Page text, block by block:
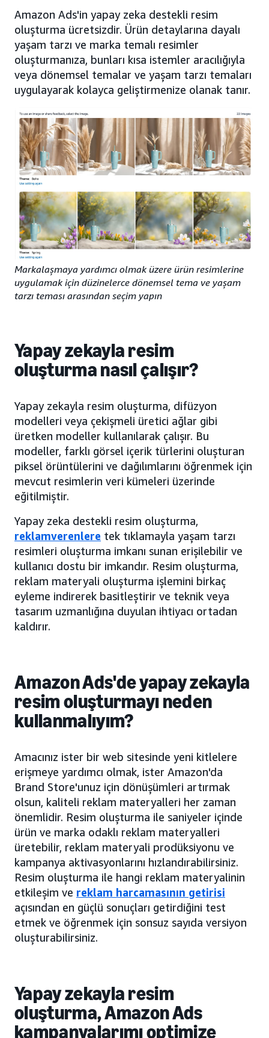
Amazon Ads'in yapay zeka destekli resim
oluşturma ücretsizdir. Ürün detaylarına dayalı
yaşam tarzı ve marka temalı resimler
oluşturmanıza, bunları kısa istemler aracılığıyla
veya dönemsel temalar ve yaşam tarzı temaları
uygulayarak kolayca geliştirmenize olanak tanır.
Markalaşmaya yardımcı olmak üzere ürün resimlerine
uygulamak için düzinelerce dönemsel tema ve yaşam
tarzı teması arasından seçim yapın
Yapay zekayla resim
oluşturma nasıl çalışır?
Yapay zekayla resim oluşturma, difüzyon
modelleri veya çekişmeli üretici ağlar gibi
üretken modeller kullanılarak çalışır. Bu
modeller, farklı görsel içerik türlerini oluşturan
piksel örüntülerini ve dağılımlarını öğrenmek için
mevcut resimlerin veri kümeleri üzerinde
eğitilmiştir.
Yapay zeka destekli resim oluşturma,
reklamverenlere tek tıklamayla yaşam tarzı
resimleri oluşturma imkanı sunan erişilebilir ve
kullanıcı dostu bir imkandır. Resim oluşturma,
reklam materyali oluşturma işlemini birkaç
eyleme indirerek basitleştirir ve teknik veya
tasarım uzmanlığına duyulan ihtiyacı ortadan
kaldırır.
Amazon Ads'de yapay zekayla
resim oluşturmayı neden
kullanmalıyım?
Amacınız ister bir web sitesinde yeni kitlelere
erişmeye yardımcı olmak, ister Amazon'da
Brand Store'unuz için dönüşümleri artırmak
olsun, kaliteli reklam materyalleri her zaman
önemlidir. Resim oluşturma ile saniyeler içinde
ürün ve marka odaklı reklam materyalleri
üretebilir, reklam materyali prodüksiyonu ve
kampanya aktivasyonlarını hızlandırabilirsiniz.
Resim oluşturma ile hangi reklam materyalinin
etkileşim ve reklam harcamasının getirisi
açısından en güçlü sonuçları getirdiğini test
etmek ve öğrenmek için sonsuz sayıda versiyon
oluşturabilirsiniz.
Yapay zekayla resim
oluşturma, Amazon Ads
kampanyalarımı optimize